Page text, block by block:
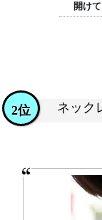
開け
ネック
2位